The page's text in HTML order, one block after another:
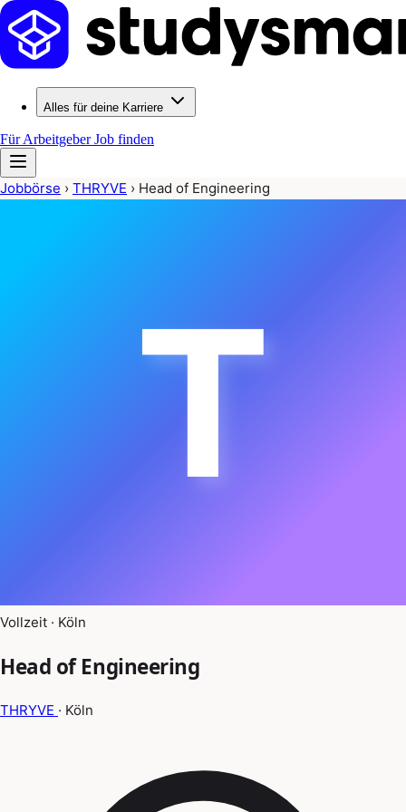
Alles für deine Karriere
Für ArbeitgeberJob finden
Jobbörse › THRYVE › Head of Engineering
T
Vollzeit · Köln
Head of Engineering
THRYVE · Köln